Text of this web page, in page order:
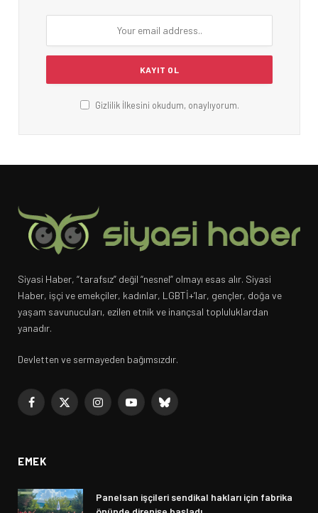
Gizlilik İlkesini okudum, onaylıyorum.
Siyasi Haber, “tarafsız” değil “nesnel” olmayı esas alır. Siyasi
Haber, işçi ve emekçiler, kadınlar, LGBTİ+’lar, gençler, doğa ve
yaşam savunucuları, ezilen etnik ve inançsal topluluklardan
yanadır.
Devletten ve sermayeden bağımsızdır.
Facebook
X
InstagramYouTubeBluesky
EMEK
Panelsan işçileri sendikal hakları için fabrika